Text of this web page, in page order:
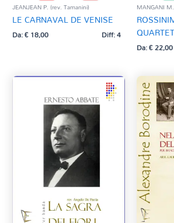
JEANJEAN P. (rev. Tamanini)
LE CARNAVAL DE VENISE
Da:€18,00 Diff: 4
MANGANI M.
Da:€22,00